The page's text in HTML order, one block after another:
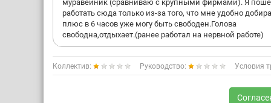
муравейник (сравниваю с крупными фирмами). Я
работать сюда только из-за того, что мне удобно
плюс в 6 часов уже могу быть свободен.Голова
свободна,отдыхает.(ранее работал на нервной работе)
Коллектив: Руководство: Условия